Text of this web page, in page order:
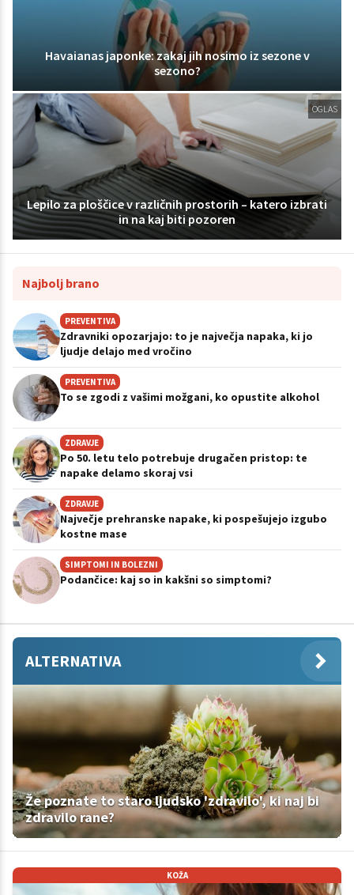
Havaianas japonke: zakaj jih nosimo iz sezone v
sezono?
OGLAS
Lepilo za ploščice v različnih prostorih – katero izbrati
in na kaj biti pozoren
Najbolj brano
PREVENTIVA
Zdravniki opozarjajo: to je največja napaka, ki jo
ljudje delajo med vročino
PREVENTIVA
To se zgodi z vašimi možgani, ko opustite alkohol
ZDRAVJE
Po 50. letu telo potrebuje drugačen pristop: te
napake delamo skoraj vsi
ZDRAVJE
Največje prehranske napake, ki pospešujejo izgubo
kostne mase
SIMPTOMI IN BOLEZNI
Podančice: kaj so in kakšni so simptomi?
ALTERNATIVA
Že poznate to staro ljudsko 'zdravilo', ki naj bi
zdravilo rane?
KOŽA